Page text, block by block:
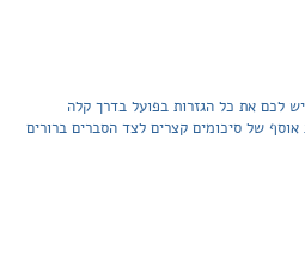
לכם את כל הגזרות בפועל בדרך קלה
של סיכומים קצרים לצד הסברים ברורים